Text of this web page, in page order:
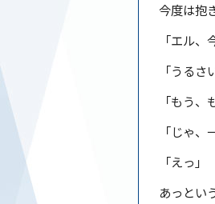
今度は抱
「エル
「うる
「もう
「じゃ、
「えっ」
あっとい